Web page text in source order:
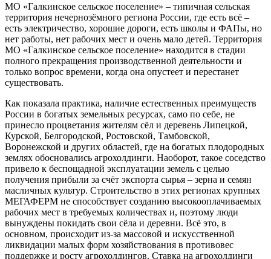
МО «Галкинское сельское поселение» – типичная сельская
территория нечернозёмного региона России, где есть всё –
есть электричество, хорошие дороги, есть школы и ФАПы, но
нет работы, нет рабочих мест и очень мало детей. Территория
МО «Галкинское сельское поселение» находится в стадии
полного прекращения производственной деятельности и
только вопрос времени, когда она опустеет и перестанет
существовать.
Как показала практика, наличие естественных преимуществ
России в богатых земельных ресурсах, само по себе, не
принесло процветания жителям сёл и деревень Липецкой,
Курской, Белгородской, Ростовской, Тамбовской,
Воронежской и других областей, где на богатых плодородных
землях обосновались агрохолдинги. Наоборот, такое соседство
привело к беспощадной эксплуатации земель с целью
получения прибыли за счёт экспорта сырья – зерна и семян
масличных культур. Строительство в этих регионах крупных
МЕГАФЕРМ не способствует созданию высокооплачиваемых
рабочих мест в требуемых количествах и, поэтому люди
вынуждены покидать свои сёла и деревни. Всё это, в
основном, происходит из-за массовой и искусственной
ликвидации малых форм хозяйствования в противовес
поддержке и росту агрохолдингов. Ставка на агрохолдинги